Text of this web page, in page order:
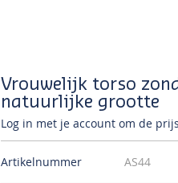
Vrouwelijk torso
natuurlijke grootte
Log in met je account om de
Artikelnummer AS44